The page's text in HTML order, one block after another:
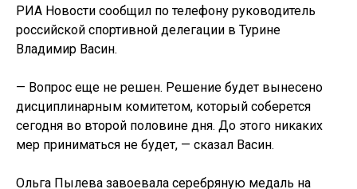
РИА Новости сообщил по телефону руководитель
российской спортивной делегации в Турине
Владимир Васин.
— Вопрос еще не решен. Решение будет вынесено
дисциплинарным комитетом, который соберется
сегодня во второй половине дня. До этого никаких
мер приниматься не будет, — сказал Васин.
Ольга Пылева завоевала серебряную медаль на